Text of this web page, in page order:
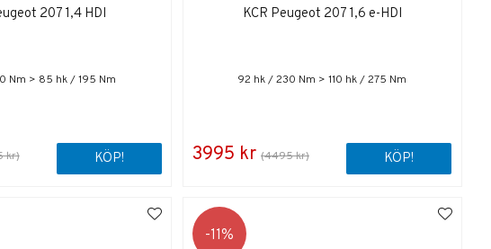
207 1,4 HDI
Nm > 85 hk / 195 Nm
kr) KÖP!
KCR Peugeot 207 1,6 e-HDI
92 hk / 230 Nm > 110 hk / 275 Nm
3995 kr (4495 kr) KÖP!
11